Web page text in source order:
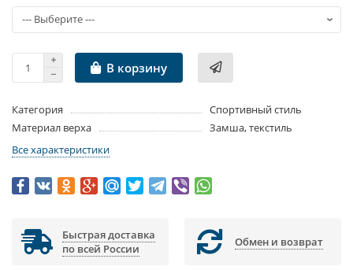
В корзину
Категория
Спортивный стиль
Материал верха
Замша, текстиль
Все характеристики
Быстрая доставка
по всей России
Обмен и возврат